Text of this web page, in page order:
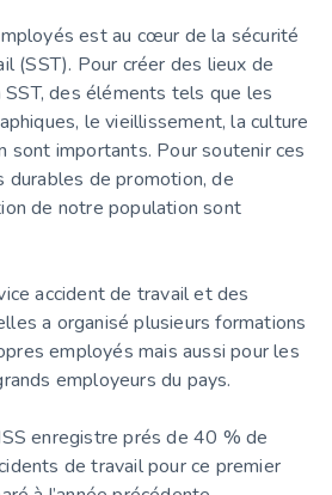
est au cœur de la sécurité
(SST). Pour créer des lieux de
des éléments tels que les
le vieillissement, la culture
sont importants. Pour soutenir ces
de promotion, de
de notre population sont
accident de travail et des
a organisé plusieurs formations
employés mais aussi pour les
employeurs du pays.
enregistre prés de 40 % de
de travail pour ce premier